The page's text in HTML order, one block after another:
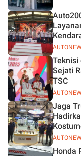
Teknisi
Sejati
TSC
Jaga
Honda